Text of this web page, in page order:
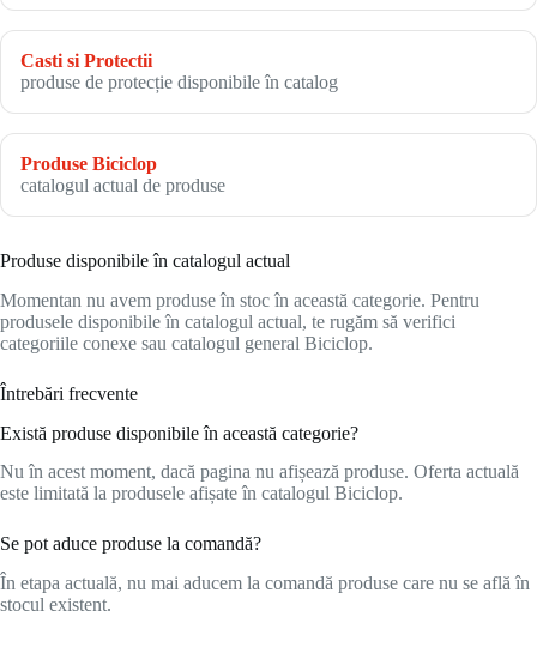
Casti si Protectii
produse de protecție disponibile în catalog
Produse Biciclop
catalogul actual de produse
Produse disponibile în catalogul actual
Momentan nu avem produse în stoc în această categorie. Pentru
produsele disponibile în catalogul actual, te rugăm să verifici
categoriile conexe sau catalogul general Biciclop.
Întrebări frecvente
Există produse disponibile în această categorie?
Nu în acest moment, dacă pagina nu afișează produse. Oferta actuală
este limitată la produsele afișate în catalogul Biciclop.
Se pot aduce produse la comandă?
În etapa actuală, nu mai aducem la comandă produse care nu se află în
stocul existent.